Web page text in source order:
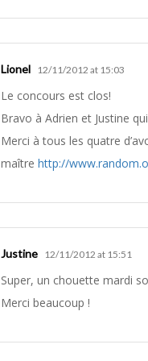
Lionel 12/11/2012 at 15:03
Le concours est clos!
Bravo à Adrien et Justine
Merci à tous les quatre
maître http://
Justine 12/11/2012 at 15:51
Super, un chouette mardi
Merci beaucoup !